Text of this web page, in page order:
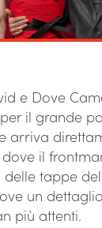
e Dove
il grande
arriva
dove il
tappe
un
più attenti.